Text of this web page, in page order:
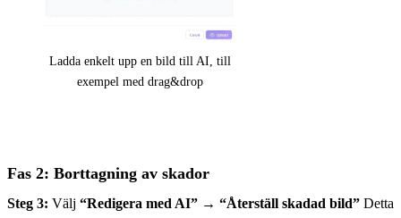
Ladda enkelt upp en bild till AI, till
exempel med drag&drop
Fas 2: Borttagning av skador
Steg 3: Välj “Redigera med AI” → “Återställ skadad bild” Detta